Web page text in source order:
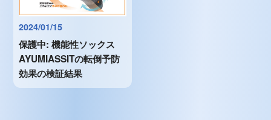
2024/01/15
保護中: 機能性ソックス
AYUMIASSITの転倒予防
効果の検証結果